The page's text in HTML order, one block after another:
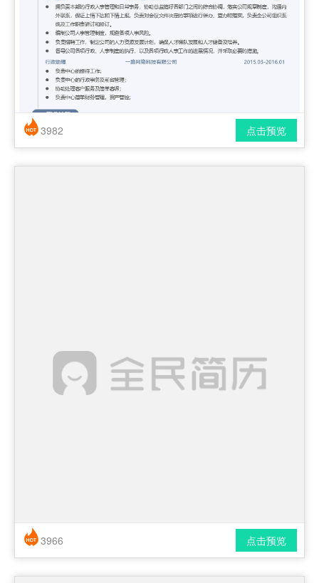
简历风格： 时尚 / 简洁 / 应届生
点击预览
3982
简历风格： 时尚 / 简洁 / 应届生
点击预览
3966